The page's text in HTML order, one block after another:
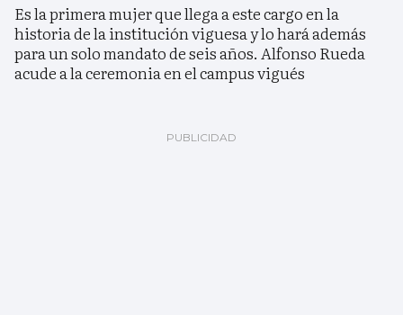
Es la primera mujer que llega a este cargo en la
historia de la institución viguesa y lo hará además
para un solo mandato de seis años. Alfonso Rueda
acude a la ceremonia en el campus vigués